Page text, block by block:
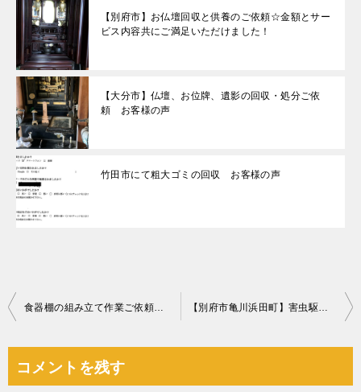
【別府市】お仏壇回収と供養のご依頼☆金額とサー
ビス内容共にご満足いただけました！
【大分市】仏壇、お位牌、遺影の回収・処分ご依
頼 お客様の声
竹田市にて粗大ゴミの回収 お客様の声
投
ビ
食器棚の組み立て作業ご依頼 お客様の声 【別府市亀川浜田町】害虫駆除ご依頼 お客様の声
コメントを残す